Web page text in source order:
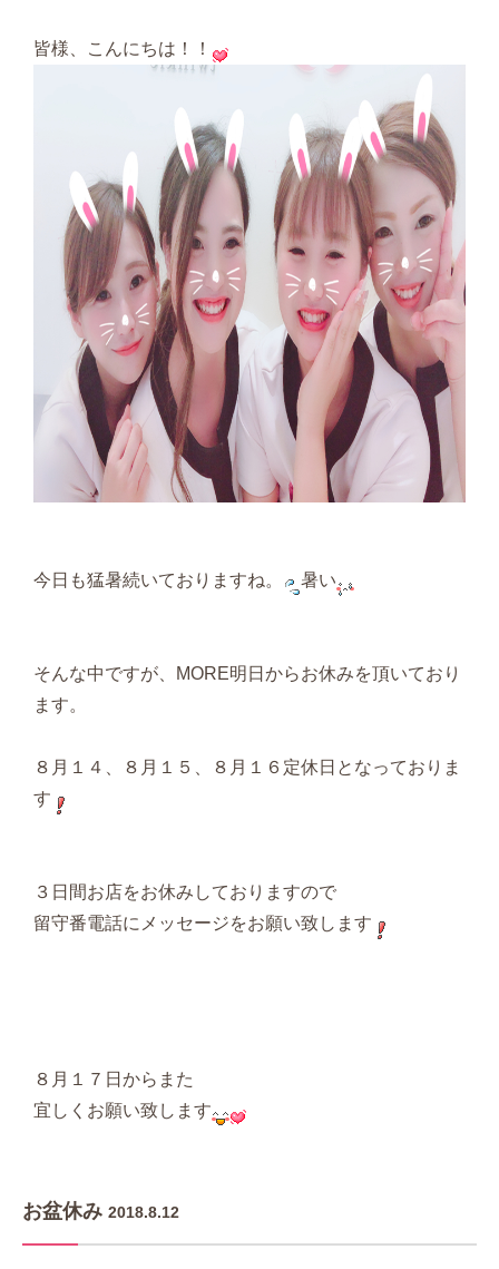
皆様、こんにちは！！
今日も猛暑続いておりますね。 暑い
そんな中ですが、MORE明日からお休みを頂いており
ます。
８月１４、８月１５、８月１６定休日となっておりま
す
３日間お店をお休みしておりますので
留守番電話にメッセージをお願い致します
８月１７日からまた
宜しくお願い致します
お盆休み 2018.8.12